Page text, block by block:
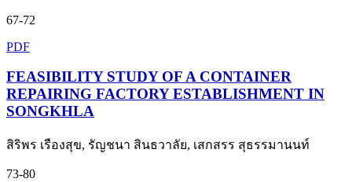
67-72
PDF
FEASIBILITY STUDY OF A CONTAINER
REPAIRING FACTORY ESTABLISHMENT IN
SONGKHLA
สิริพร เรืองสุข, รัญชนา สินธวาลัย, เสกสรร สุธรรมานนท์
73-80